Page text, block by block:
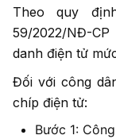
Theo quy
59/2022/NĐ-
danh điện tử
Đối với công
chíp điện tử:
Bước 1: